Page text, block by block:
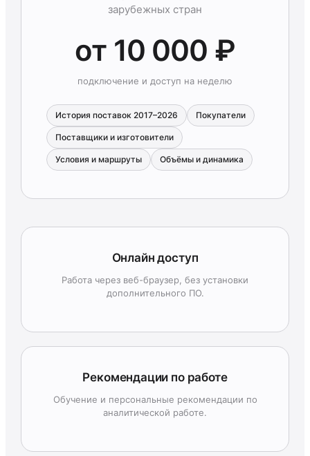
зарубежных стран
от 10 000 ₽
подключение и доступ на неделю
История поставок 2017–2026 Покупатели
Поставщики и изготовители
Условия и маршруты Объёмы и динамика
Онлайн доступ
Работа через веб-браузер, без установки
дополнительного ПО.
Рекомендации по работе
Обучение и персональные рекомендации по
аналитической работе.